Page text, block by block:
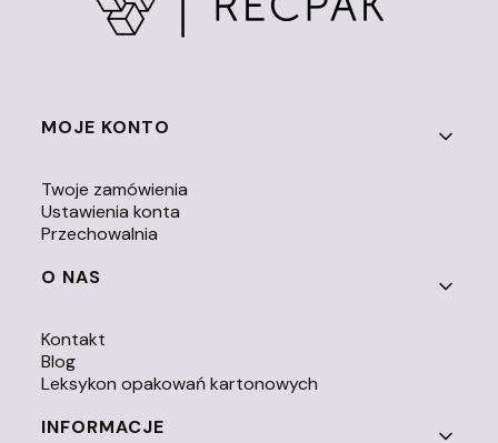
Linki w stopce
MOJE KONTO
Twoje zamówienia
Ustawienia konta
Przechowalnia
O NAS
Kontakt
Blog
Leksykon opakowań kartonowych
INFORMACJE